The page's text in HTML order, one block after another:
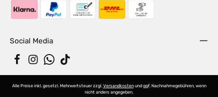
Social Media
Alle Preise inkl. gesetzl. Mehrwertsteuer zzgl. Versandkostenund ggf. Nachnahmegebühren, wenn
nicht anders angegeben.